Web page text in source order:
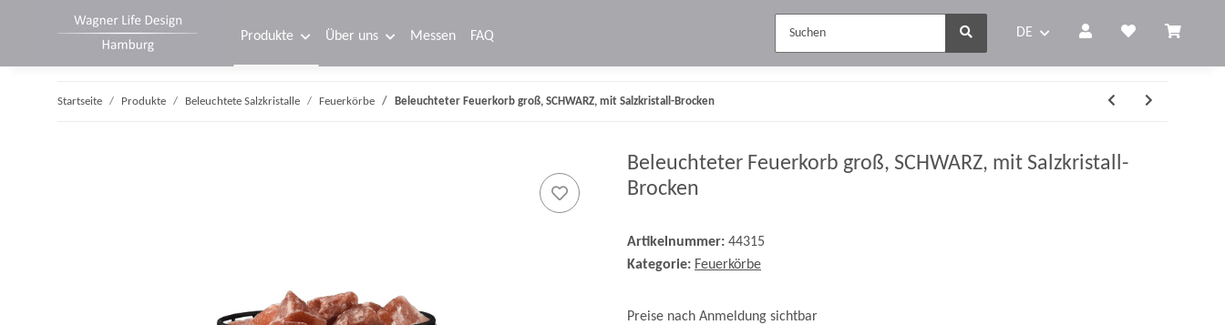
DE
Produkte Über uns Messen FAQ
Startseite Produkte Beleuchtete Salzkristalle Feuerkörbe Beleuchteter Feuerkorb groß, SCHWARZ, mit Salzkristall-Brocken
Beleuchteter Feuerkorb groß, SCHWARZ, mit Salzkristall-
Brocken
Artikelnummer: 44315
Kategorie: Feuerkörbe
Preise nach Anmeldung sichtbar